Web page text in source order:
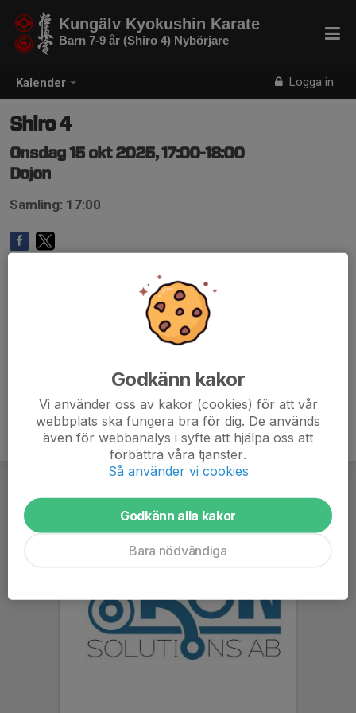
Kalender Logga in
Kungälv Kyokushin Karate
Barn 7-9 år (Shiro 4) Nybörjare
Shiro 4
Onsdag 15 okt 2025, 17:00-18:00
Dojon
Samling: 17:00
Godkänn kakor
Vi använder oss av kakor (cookies) för att vår
webbplats ska fungera bra för dig. De används
även för webbanalys i syfte att hjälpa oss att
förbättra våra tjänster.
Så använder vi cookies
Godkänn alla kakor
Bara nödvändiga